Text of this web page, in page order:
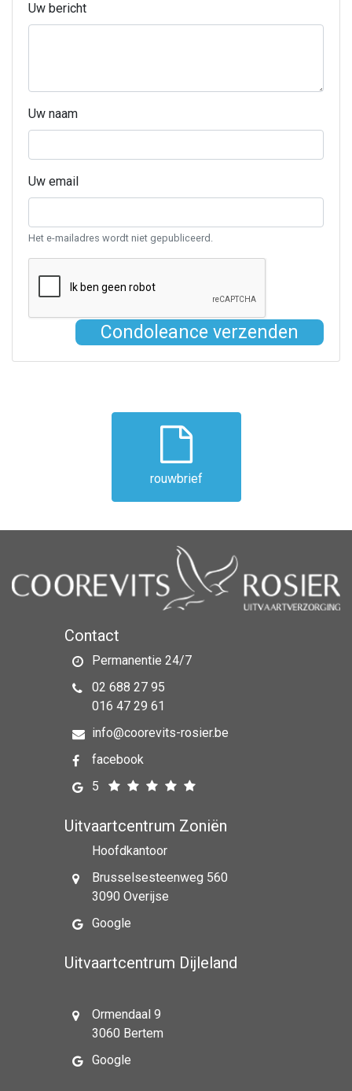
Uw bericht
Uw naam
Uw email
Het e-mailadres wordt niet gepubliceerd.
Condoleance verzenden
rouwbrief
Contact
Permanentie 24/7
02 688 27 95
016 47 29 61
info@coorevits-rosier.be
facebook
5
Uitvaartcentrum Zoniën
Hoofdkantoor
Brusselsesteenweg 560
3090 Overijse
Google
Uitvaartcentrum Dijleland
Ormendaal 9
3060 Bertem
Google